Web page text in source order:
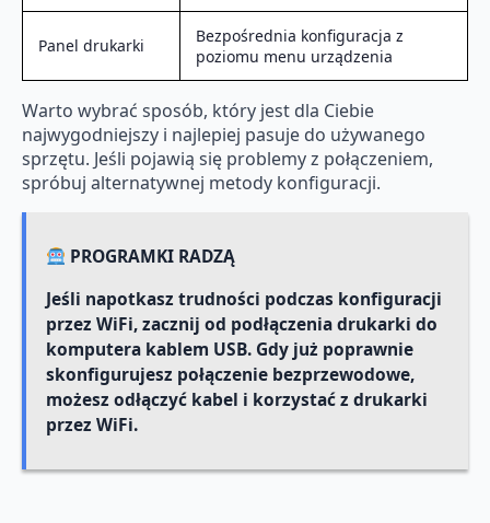
Panel drukarki
Bezpośrednia konfiguracja z
poziomu menu urządzenia
Warto wybrać sposób, który jest dla Ciebie
najwygodniejszy i najlepiej pasuje do używanego
sprzętu. Jeśli pojawią się problemy z połączeniem,
spróbuj alternatywnej metody konfiguracji.
PROGRAMKI RADZĄ
Jeśli napotkasz trudności podczas konfiguracji
przez WiFi, zacznij od podłączenia drukarki do
komputera kablem USB. Gdy już poprawnie
skonfigurujesz połączenie bezprzewodowe,
możesz odłączyć kabel i korzystać z drukarki
przez WiFi.